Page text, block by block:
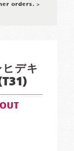
orders. >
デキ